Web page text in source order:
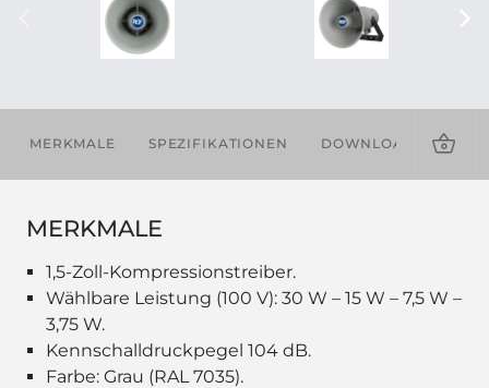
MERKMALE SPEZIFIKATIONEN DOWNLOADS
MERKMALE
1,5-Zoll-Kompressionstreiber.
Wählbare Leistung (100 V): 30 W – 15 W – 7,5 W –
3,75 W.
Kennschalldruckpegel 104 dB.
Farbe: Grau (RAL 7035).